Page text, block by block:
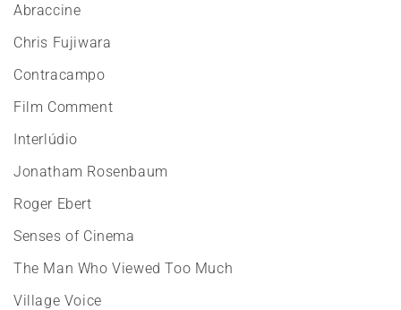
Abraccine
Chris Fujiwara
Contracampo
Film Comment
Interlúdio
Jonatham Rosenbaum
Roger Ebert
Senses of Cinema
The Man Who Viewed Too Much
Village Voice